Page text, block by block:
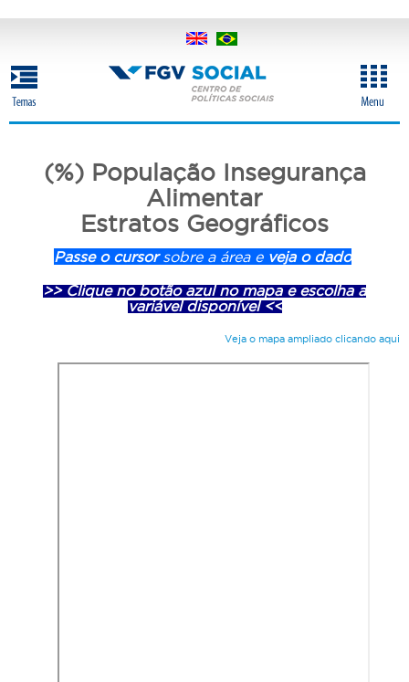
conteúdo
principal
(%) População Insegurança
Alimentar
Estratos Geográficos
Passe o cursorsobre a área e veja o dado
>> Clique no botão azul no mapa e escolha a
variável disponível <<
Veja o mapa ampliado clicando aqui